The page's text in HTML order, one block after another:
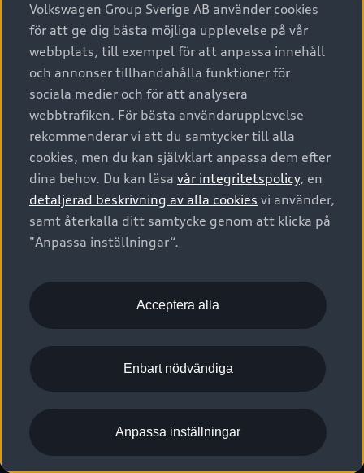
A6 modellerna
SUV
Avant
Audi Sport
Privatleasing
Nya bilar i lager
Begagnade bilar i lager
Audi approved :plus - så gott som nya
Finansiering
Audi exclusive
Provkörning
Service & tillbehör
Audi digital services
Originaltillbehör - köp online
Garantier
Försäkring
Digitala manualer för din Audi
Audi Collection – livsstilsartiklar
Vanliga frågor
2G/3G nätet stängs ned - Hur påverkas min bil av detta?
Tjänstebil
Tjänstebil
Business lease online
Företagsleasing
Om Audi Sverige
Kontakta oss
Audi Återförsäljare/-serviceverkstad
myAudi
Pressmeddelanden
Nyhetsbrev
Vårt hållbarhetsarbete
Lediga tjänster huvudkontor
Lediga tjänster hos Audi Återförsäljare
Kommentar till mediauppgifter om dataläcka
© 2026 AUDI SVERIGE. All Rights Reserved.
Utgivare Juridiskt
Juridiskt Audi AG
Juridiskt Audi Digital Giveaway
Anpassa inställningar för cookies
Visselblåsarkanaler
Volkswagen Group Sverige AB använder cookies
för att ge dig bästa möjliga upplevelse på vår
webbplats, till exempel för att anpassa innehåll
och annonser tillhandahålla funktioner för
sociala medier och för att analysera
webbtrafiken. För bästa användarupplevelse
rekommenderar vi att du samtycker till alla
cookies, men du kan självklart anpassa dem efter
dina behov. Du kan läsa vår integritetspolicy, en
detaljerad beskrivning av alla cookies vi använder,
samt återkalla ditt samtycke genom att klicka på
"Anpassa inställningar“.
Acceptera alla
Enbart nödvändiga
Anpassa inställningar